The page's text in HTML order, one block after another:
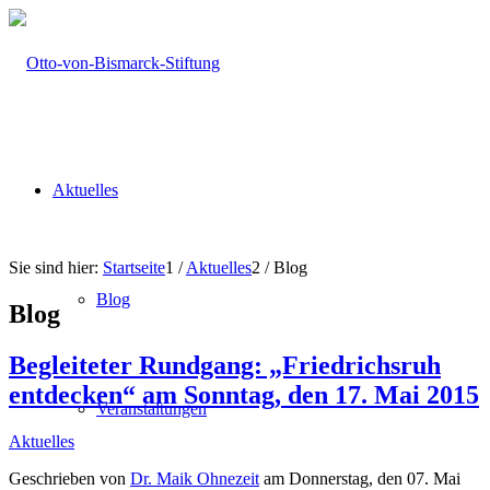
Aktuelles
Blog
Veranstaltungen
Sie sind hier: Startseite1 / Aktuelles2 / Blog
Blog
Begleiteter Rundgang: „Friedrichsruh
entdecken“ am Sonntag, den 17. Mai 2015
Aktuelles
Geschrieben von Dr. Maik Ohnezeit am Donnerstag, den 07. Mai